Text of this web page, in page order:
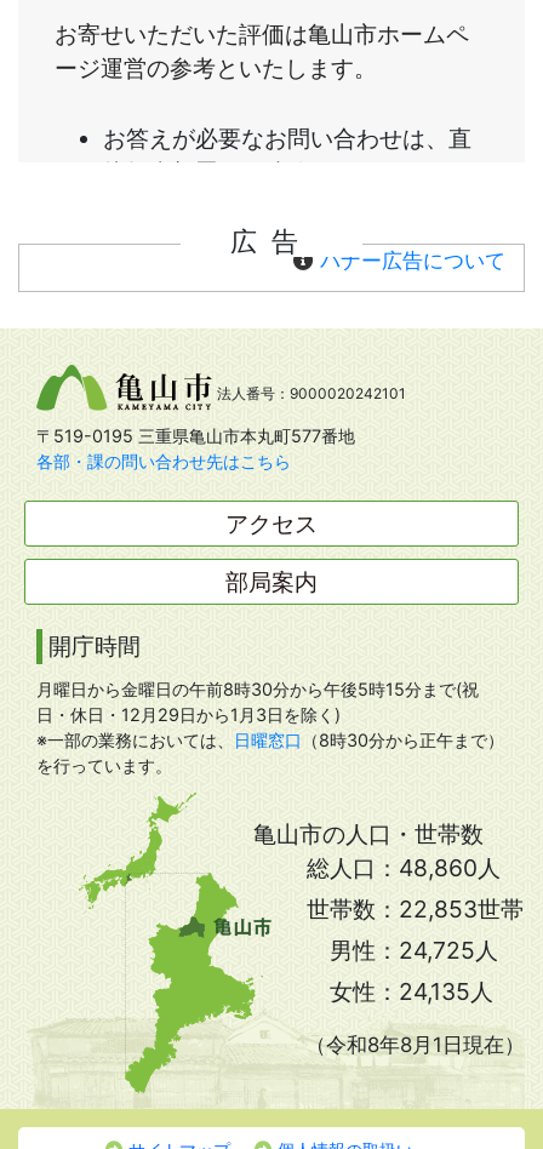
広告
バナー広告について
法人番号：9000020242101
〒519-0195 三重県亀山市本丸町577番地
各部・課の問い合わせ先はこちら
アクセス
部局案内
開庁時間
月曜日から金曜日の午前8時30分から午後5時15分まで(祝
日・休日・12月29日から1月3日を除く)
※一部の業務においては、
日曜窓口
（8時30分から正午まで）
を行っています。
亀山市の人口・世帯数
総人口： 48,860人
世帯数： 22,853世帯
男性： 24,725人
女性： 24,135人
（令和8年8月1日現在）